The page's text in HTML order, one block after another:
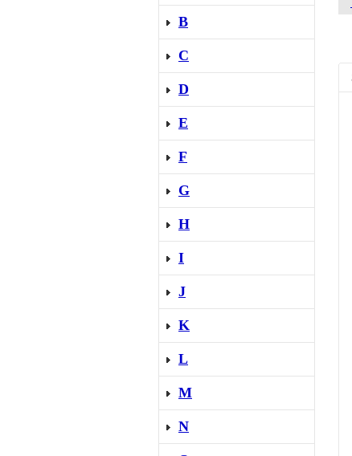
B
C
D
E
F
G
H
I
J
K
L
M
N